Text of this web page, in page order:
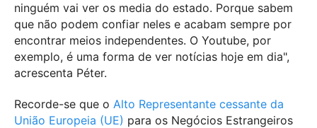
ninguém vai ver os media do estado. Porque sabem
que não podem confiar neles e acabam sempre por
encontrar meios independentes. O Youtube, por
exemplo, é uma forma de ver notícias hoje em dia",
acrescenta Péter.
Recorde-se que o Alto Representante cessante da
União Europeia (UE) para os Negócios Estrangeiros